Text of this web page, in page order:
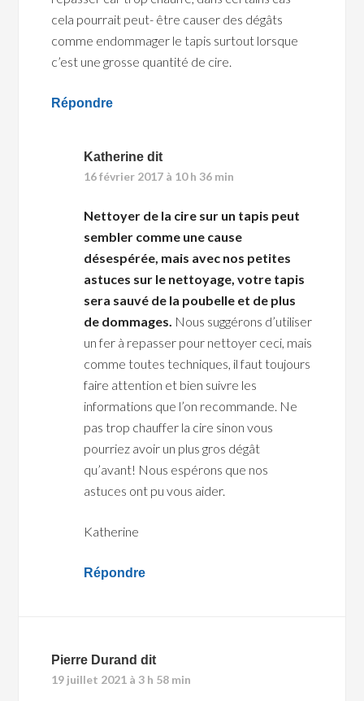
cela pourrait peut- être causer des dégâts
comme endommager le tapis surtout lorsque
c’est une grosse quantité de cire.
Répondre
Katherine dit
16 février 2017 à 10 h 36 min
Nettoyer de la cire sur un tapis peut
sembler comme une cause
désespérée, mais avec nos petites
astuces sur le nettoyage, votre tapis
sera sauvé de la poubelle et de plus
de dommages. Nous suggérons d’utiliser
un fer à repasser pour nettoyer ceci, mais
comme toutes techniques, il faut toujours
faire attention et bien suivre les
informations que l’on recommande. Ne
pas trop chauffer la cire sinon vous
pourriez avoir un plus gros dégât
qu’avant! Nous espérons que nos
astuces ont pu vous aider.
Katherine
Répondre
Pierre Durand dit
19 juillet 2021 à 3 h 58 min